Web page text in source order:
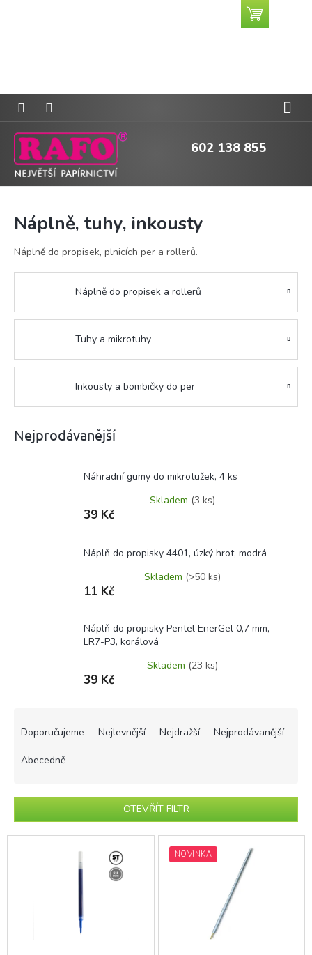
602 138 855
Nákupní
košík
Náplně, tuhy, inkousty
Náplně do propisek, plnicích per a rollerů.
Náplně do propisek a rollerů
Tuhy a mikrotuhy
Inkousty a bombičky do per
Nejprodávanější
Náhradní gumy do mikrotužek, 4 ks
Skladem (3 ks)
39 Kč
Náplň do propisky 4401, úzký hrot, modrá
Skladem (>50 ks)
11 Kč
Náplň do propisky Pentel EnerGel 0,7 mm,
LR7-P3, korálová
Skladem (23 ks)
39 Kč
p
r
o
Doporučujeme Nejlevnější Nejdražší Nejprodávanější
Abecedně
OTEVŘÍT FILTR
V
NOVINKA